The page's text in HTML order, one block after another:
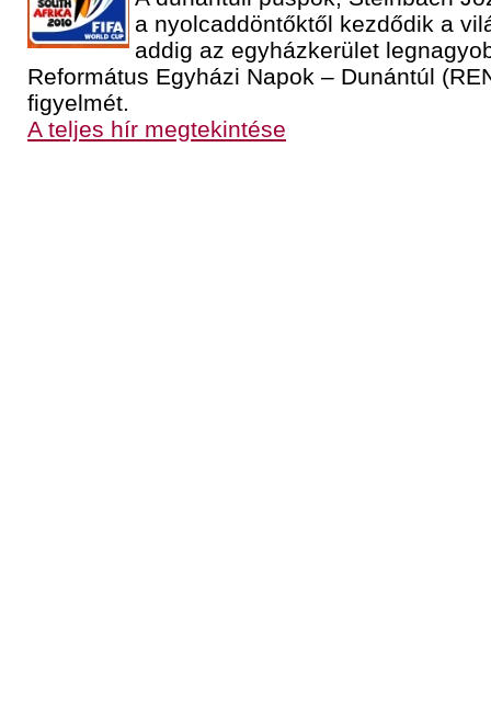
a nyolcaddöntőktől kezdődik a
addig az egyházkerület
Református Egyházi Napok – Dunántúl
figyelmét.
A teljes hír megtekintése